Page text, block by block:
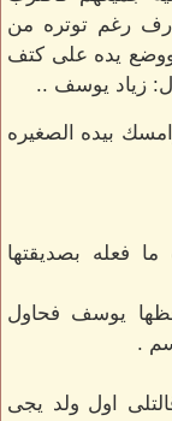
رغم توتره من
يده على كتف
زياد يوسف ..
بيده الصغيره
فعله بصديقتها
يوسف فحاول
.
اول ولد يجى